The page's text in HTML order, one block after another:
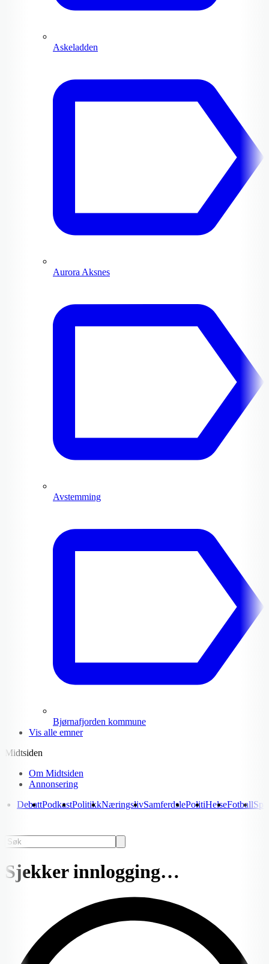
Askeladden
Aurora Aksnes
Avstemming
Bjørnafjorden kommune
Vis alle emner
Midtsiden
Om Midtsiden
Annonsering
DebattPodkastPolitikkNæringslivSamferdslePolitiHelseFotball
Sjekker innlogging…